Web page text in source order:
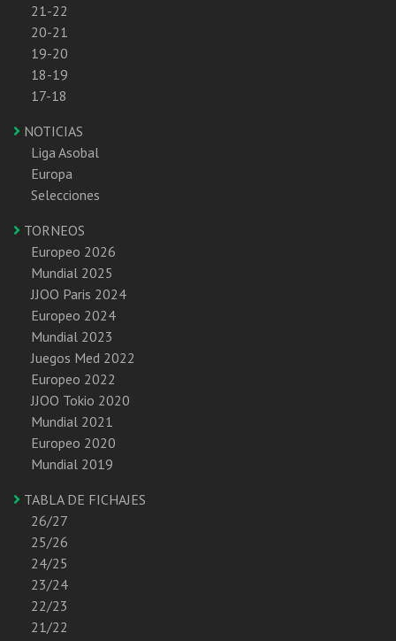
21-22
20-21
19-20
18-19
17-18
NOTICIAS
Liga Asobal
Europa
Selecciones
TORNEOS
Europeo 2026
Mundial 2025
JJOO Paris 2024
Europeo 2024
Mundial 2023
Juegos Med 2022
Europeo 2022
JJOO Tokio 2020
Mundial 2021
Europeo 2020
Mundial 2019
TABLA DE FICHAJES
26/27
25/26
24/25
23/24
22/23
21/22